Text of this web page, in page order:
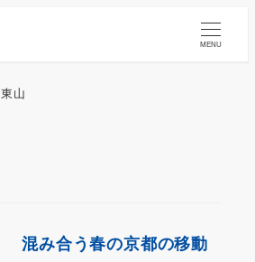
MENU
東山
混み合う春の京都の移動